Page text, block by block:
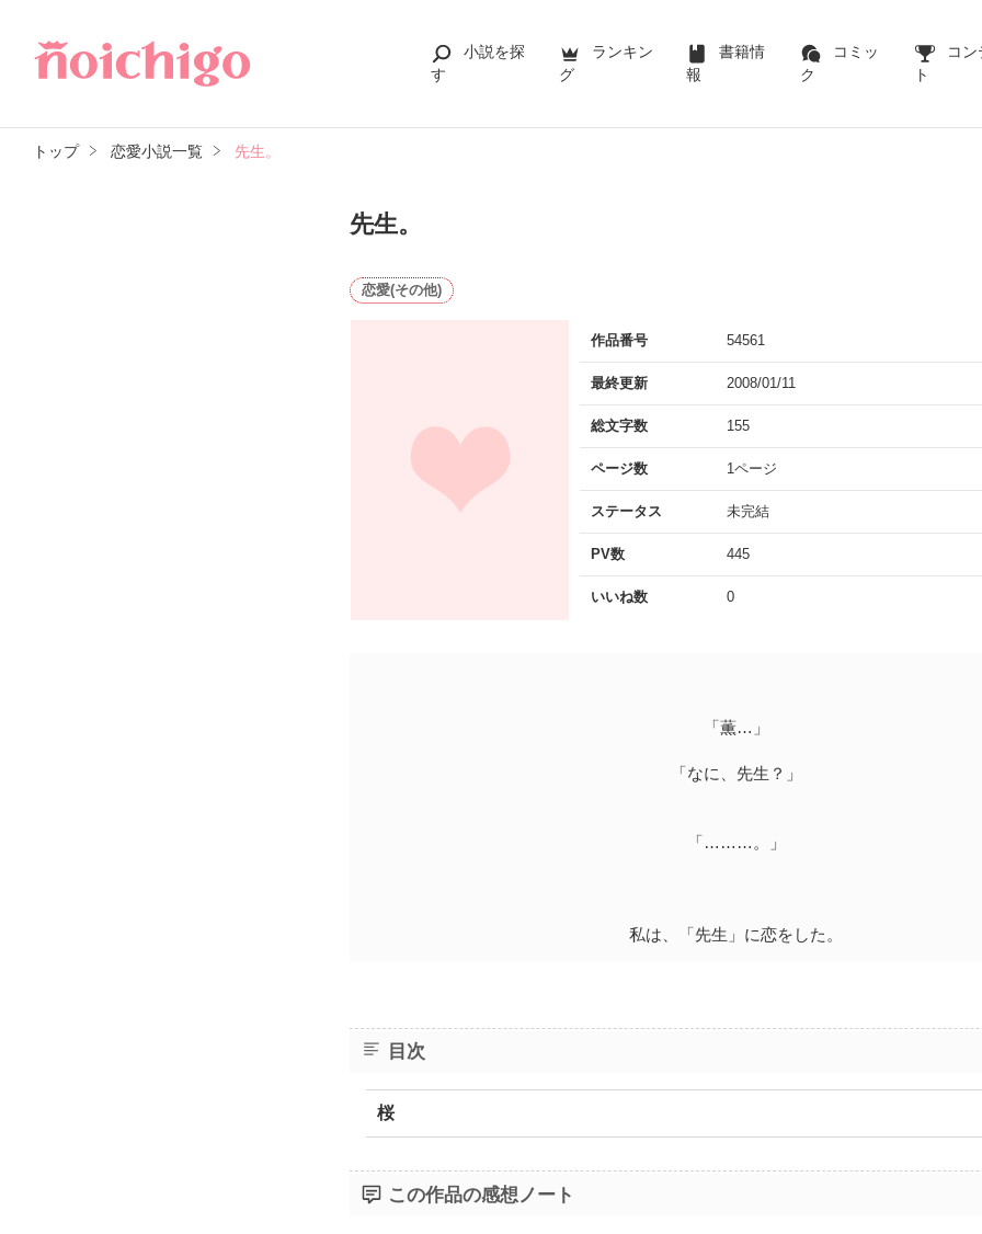
小説を探
す
ランキン
グ
書籍情
報
コミッ
ク
コ
ト
トップ 恋愛小説一覧 先生。
先生。
恋愛(その他)
作品番号 54561
最終更新 2008/01/11
総文字数 155
ページ数 1ページ
ステータス 未完結
PV数 445
いいね数 0
「薫…」
「なに、先生？」
「………。」
私は、「先生」に恋をした。
目次
桜
この作品の感想ノート